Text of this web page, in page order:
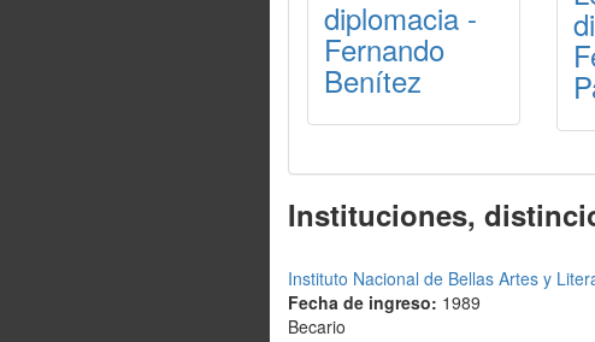
diplomacia -
Fernando
Benítez
Instituciones,
Instituto Nacional de Bellas Artes y
Fecha de ingreso: 1989
Becario